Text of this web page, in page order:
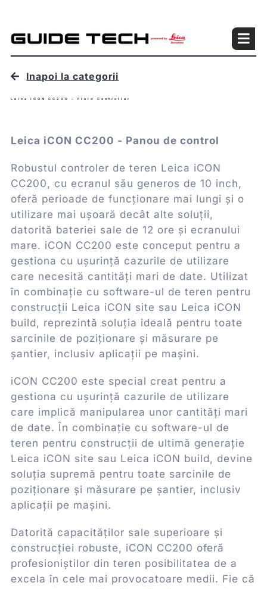
Geosisteme
Industrii
Servicii
Despre noi
Blog
Contact
Leica iCON CC200 – Field Controller
Leica iCON CC200 - Panou de control
Robustul controler de teren Leica iCON
CC200, cu ecranul său generos de 10 inch,
oferă perioade de funcționare mai lungi și o
utilizare mai ușoară decât alte soluții,
datorită bateriei sale de 12 ore și ecranului
mare. iCON CC200 este conceput pentru a
gestiona cu ușurință cazurile de utilizare
care necesită cantități mari de date. Utilizat
în combinație cu software-ul de teren pentru
construcții Leica iCON site sau Leica iCON
build, reprezintă soluția ideală pentru toate
sarcinile de poziționare și măsurare pe
șantier, inclusiv aplicații pe mașini.
iCON CC200 este special creat pentru a
gestiona cu ușurință cazurile de utilizare
care implică manipularea unor cantități mari
de date. În combinație cu software-ul de
teren pentru construcții de ultimă generație
Leica iCON site sau Leica iCON build, devine
soluția supremă pentru toate sarcinile de
poziționare și măsurare pe șantier, inclusiv
aplicații pe mașini.
Datorită capacităților sale superioare și
construcției robuste, iCON CC200 oferă
profesioniștilor din teren posibilitatea de a
excela în cele mai provocatoare medii. Fie că
Inapoi la categorii